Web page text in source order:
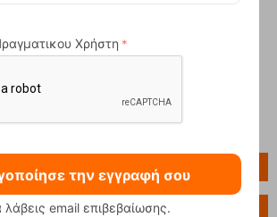
Χρήστη
την εγγραφή σου
email επιβεβαίωσης.